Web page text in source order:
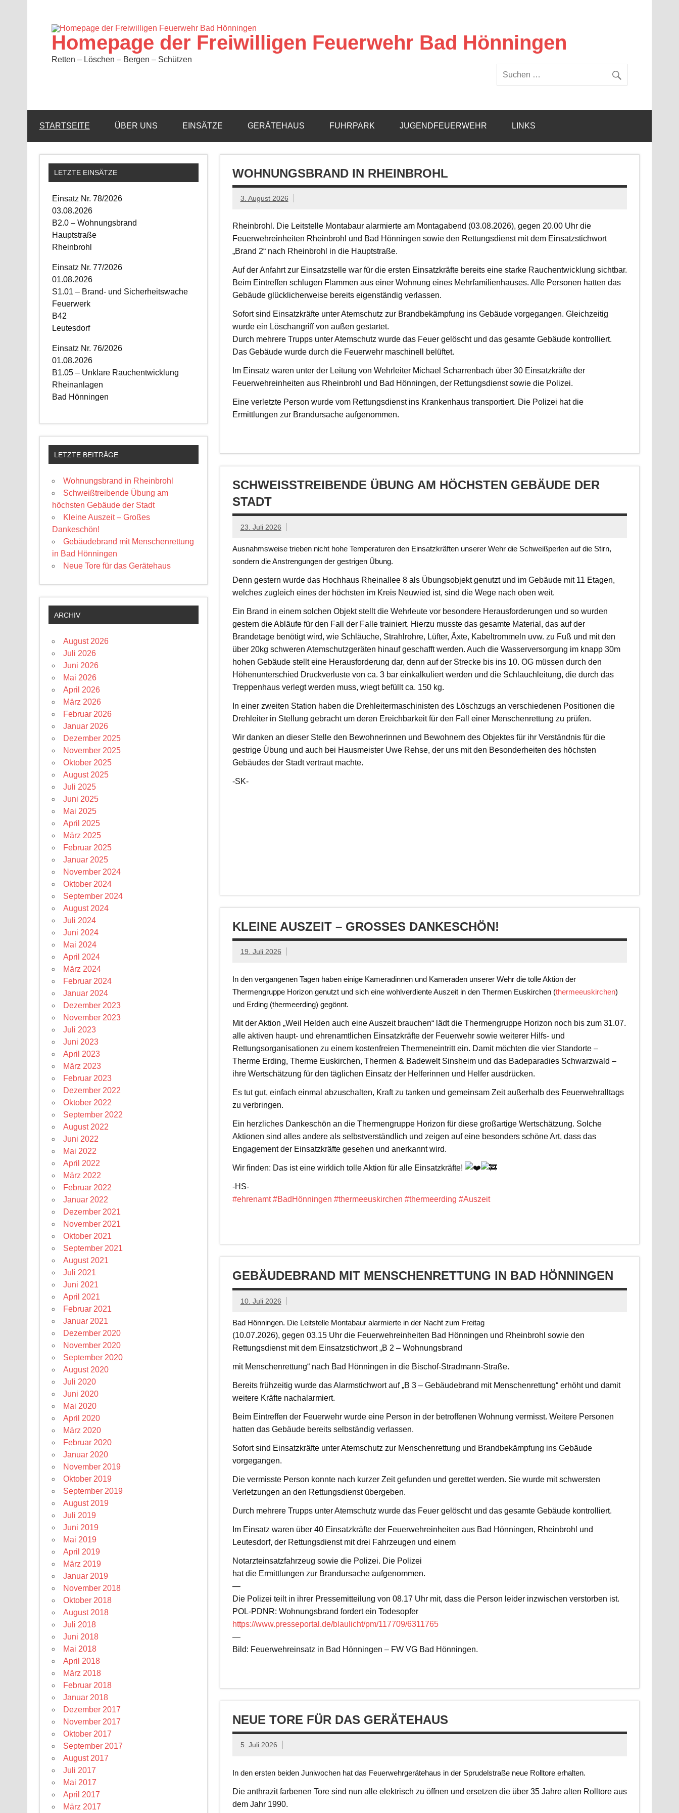
Homepage der Freiwilligen Feuerwehr Bad Hönningen
Retten – Löschen – Bergen – Schützen
STARTSEITE ÜBER UNS EINSÄTZE GERÄTEHAUS FUHRPARK JUGENDFEUERWEHR LINKS
WOHNUNGSBRAND IN RHEINBROHL
3. August 2026
Rheinbrohl. Die Leitstelle Montabaur alarmierte am Montagabend (03.08.2026), gegen 20.00 Uhr die
Feuerwehreinheiten Rheinbrohl und Bad Hönningen sowie den Rettungsdienst mit dem Einsatzstichwort
„Brand 2“ nach Rheinbrohl in die Hauptstraße.
Auf der Anfahrt zur Einsatzstelle war für die ersten Einsatzkräfte bereits eine starke Rauchentwicklung sichtbar.
Beim Eintreffen schlugen Flammen aus einer Wohnung eines Mehrfamilienhauses. Alle Personen hatten das
Gebäude glücklicherweise bereits eigenständig verlassen.
Sofort sind Einsatzkräfte unter Atemschutz zur Brandbekämpfung ins Gebäude vorgegangen. Gleichzeitig
wurde ein Löschangriff von außen gestartet.
Durch mehrere Trupps unter Atemschutz wurde das Feuer gelöscht und das gesamte Gebäude kontrolliert.
Das Gebäude wurde durch die Feuerwehr maschinell belüftet.
Im Einsatz waren unter der Leitung von Wehrleiter Michael Scharrenbach über 30 Einsatzkräfte der
Feuerwehreinheiten aus Rheinbrohl und Bad Hönningen, der Rettungsdienst sowie die Polizei.
Eine verletzte Person wurde vom Rettungsdienst ins Krankenhaus transportiert. Die Polizei hat die
Ermittlungen zur Brandursache aufgenommen.
SCHWEISSTREIBENDE ÜBUNG AM HÖCHSTEN GEBÄUDE DER S
TADT
23. Juli 2026
Ausnahmsweise trieben nicht hohe Temperaturen den Einsatzkräften unserer Wehr die Schweißperlen auf die Stirn,
sondern die Anstrengungen der gestrigen Übung.
Denn gestern wurde das Hochhaus Rheinallee 8 als Übungsobjekt genutzt und im Gebäude mit 11 Etagen,
welches zugleich eines der höchsten im Kreis Neuwied ist, sind die Wege nach oben weit.
Ein Brand in einem solchen Objekt stellt die Wehrleute vor besondere Herausforderungen und so wurden
gestern die Abläufe für den Fall der Falle trainiert. Hierzu musste das gesamte Material, das auf der
Brandetage benötigt wird, wie Schläuche, Strahlrohre, Lüfter, Äxte, Kabeltrommeln uvw. zu Fuß und mit den
über 20kg schweren Atemschutzgeräten hinauf geschafft werden. Auch die Wasserversorgung im knapp 30m
hohen Gebäude stellt eine Herausforderung dar, denn auf der Strecke bis ins 10. OG müssen durch den
Höhenunterschied Druckverluste von ca. 3 bar einkalkuliert werden und die Schlauchleitung, die durch das
Treppenhaus verlegt werden muss, wiegt befüllt ca. 150 kg.
In einer zweiten Station haben die Drehleitermaschinisten des Löschzugs an verschiedenen Positionen die
Drehleiter in Stellung gebracht um deren Ereichbarkeit für den Fall einer Menschenrettung zu prüfen.
Wir danken an dieser Stelle den Bewohnerinnen und Bewohnern des Objektes für ihr Verständnis für die
gestrige Übung und auch bei Hausmeister Uwe Rehse, der uns mit den Besonderheiten des höchsten
Gebäudes der Stadt vertraut machte.
-SK-
KLEINE AUSZEIT – GROSSES DANKESCHÖN!
19. Juli 2026
In den vergangenen Tagen haben einige Kameradinnen und Kameraden unserer Wehr die tolle Aktion der
Thermengruppe Horizon genutzt und sich eine wohlverdiente Auszeit in den Thermen Euskirchen (thermeeuskirchen)
und Erding (thermeerding) gegönnt.
Mit der Aktion „Weil Helden auch eine Auszeit brauchen“ lädt die Thermengruppe Horizon noch bis zum 31.07.
alle aktiven haupt- und ehrenamtlichen Einsatzkräfte der Feuerwehr sowie weiterer Hilfs- und
Rettungsorganisationen zu einem kostenfreien Thermeneintritt ein. Damit möchten die vier Standorte –
Therme Erding, Therme Euskirchen, Thermen & Badewelt Sinsheim und das Badeparadies Schwarzwald –
ihre Wertschätzung für den täglichen Einsatz der Helferinnen und Helfer ausdrücken.
Es tut gut, einfach einmal abzuschalten, Kraft zu tanken und gemeinsam Zeit außerhalb des Feuerwehralltags
zu verbringen.
Ein herzliches Dankeschön an die Thermengruppe Horizon für diese großartige Wertschätzung. Solche
Aktionen sind alles andere als selbstverständlich und zeigen auf eine besonders schöne Art, dass das
Engagement der Einsatzkräfte gesehen und anerkannt wird.
Wir finden: Das ist eine wirklich tolle Aktion für alle Einsatzkräfte!
-HS-
#ehrenamt #BadHönningen #thermeeuskirchen #thermeerding #Auszeit
GEBÄUDEBRAND MIT MENSCHENRETTUNG IN BAD HÖNNINGEN
10. Juli 2026
Bad Hönningen. Die Leitstelle Montabaur alarmierte in der Nacht zum Freitag
(10.07.2026), gegen 03.15 Uhr die Feuerwehreinheiten Bad Hönningen und Rheinbrohl sowie den
Rettungsdienst mit dem Einsatzstichwort „B 2 – Wohnungsbrand
mit Menschenrettung“ nach Bad Hönningen in die Bischof-Stradmann-Straße.
Bereits frühzeitig wurde das Alarmstichwort auf „B 3 – Gebäudebrand mit Menschenrettung“ erhöht und damit
weitere Kräfte nachalarmiert.
Beim Eintreffen der Feuerwehr wurde eine Person in der betroffenen Wohnung vermisst. Weitere Personen
hatten das Gebäude bereits selbständig verlassen.
Sofort sind Einsatzkräfte unter Atemschutz zur Menschenrettung und Brandbekämpfung ins Gebäude
vorgegangen.
Die vermisste Person konnte nach kurzer Zeit gefunden und gerettet werden. Sie wurde mit schwersten
Verletzungen an den Rettungsdienst übergeben.
Durch mehrere Trupps unter Atemschutz wurde das Feuer gelöscht und das gesamte Gebäude kontrolliert.
Im Einsatz waren über 40 Einsatzkräfte der Feuerwehreinheiten aus Bad Hönningen, Rheinbrohl und
Leutesdorf, der Rettungsdienst mit drei Fahrzeugen und einem
Notarzteinsatzfahrzeug sowie die Polizei. Die Polizei
hat die Ermittlungen zur Brandursache aufgenommen.
—
Die Polizei teilt in ihrer Pressemitteilung von 08.17 Uhr mit, dass die Person leider inzwischen verstorben ist.
POL-PDNR: Wohnungsbrand fordert ein Todesopfer
https://www.presseportal.de/blaulicht/pm/117709/6311765
—
Bild: Feuerwehreinsatz in Bad Hönningen – FW VG Bad Hönningen.
NEUE TORE FÜR DAS GERÄTEHAUS
5. Juli 2026
In den ersten beiden Juniwochen hat das Feuerwehrgerätehaus in der Sprudelstraße neue Rolltore erhalten.
Die anthrazit farbenen Tore sind nun alle elektrisch zu öffnen und ersetzen die über 35 Jahre alten Rolltore aus
dem Jahr 1990.
LETZTE EINSÄTZE
Einsatz Nr. 78/2026
03.08.2026
B2.0 – Wohnungsbrand
Hauptstraße
Rheinbrohl
Einsatz Nr. 77/2026
01.08.2026
S1.01 – Brand- und Sicherheitswache
Feuerwerk
B42
Leutesdorf
Einsatz Nr. 76/2026
01.08.2026
B1.05 – Unklare Rauchentwicklung
Rheinanlagen
Bad Hönningen
LETZTE BEITRÄGE
Wohnungsbrand in Rheinbrohl
Schweißtreibende Übung am
höchsten Gebäude der Stadt
Kleine Auszeit – Großes
Dankeschön!
Gebäudebrand mit Menschenrettung
in Bad Hönningen
Neue Tore für das Gerätehaus
ARCHIV
August 2026
Juli 2026
Juni 2026
Mai 2026
April 2026
März 2026
Februar 2026
Januar 2026
Dezember 2025
November 2025
Oktober 2025
August 2025
Juli 2025
Juni 2025
Mai 2025
April 2025
März 2025
Februar 2025
Januar 2025
November 2024
Oktober 2024
September 2024
August 2024
Juli 2024
Juni 2024
Mai 2024
April 2024
März 2024
Februar 2024
Januar 2024
Dezember 2023
November 2023
Juli 2023
Juni 2023
April 2023
März 2023
Februar 2023
Dezember 2022
Oktober 2022
September 2022
August 2022
Juni 2022
Mai 2022
April 2022
März 2022
Februar 2022
Januar 2022
Dezember 2021
November 2021
Oktober 2021
September 2021
August 2021
Juli 2021
Juni 2021
April 2021
Februar 2021
Januar 2021
Dezember 2020
November 2020
September 2020
August 2020
Juli 2020
Juni 2020
Mai 2020
April 2020
März 2020
Februar 2020
Januar 2020
November 2019
Oktober 2019
September 2019
August 2019
Juli 2019
Juni 2019
Mai 2019
April 2019
März 2019
Januar 2019
November 2018
Oktober 2018
August 2018
Juli 2018
Juni 2018
Mai 2018
April 2018
März 2018
Februar 2018
Januar 2018
Dezember 2017
November 2017
Oktober 2017
September 2017
August 2017
Juli 2017
Mai 2017
April 2017
März 2017